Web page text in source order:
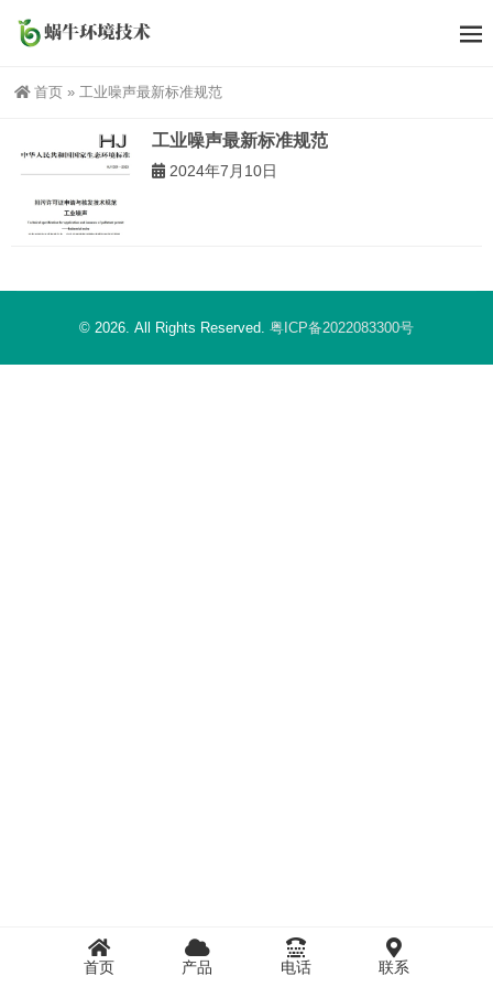
首页 » 工业噪声最新标准规范
工业噪声最新标准规范
2024年7月10日
© 2026. All Rights Reserved. 粤ICP备2022083300号
首页 产品 电话 联系